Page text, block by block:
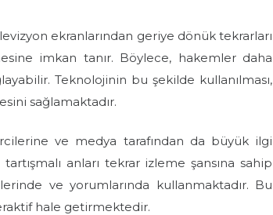
ekranlarından geriye dönük tekrarları
imkan tanır. Böylece, hakemler daha
Teknolojinin bu şekilde kullanılması,
sağlamaktadır.
ve medya tarafından da büyük ilgi
anları tekrar izleme şansına sahip
ve yorumlarında kullanmaktadır. Bu
hale getirmektedir.